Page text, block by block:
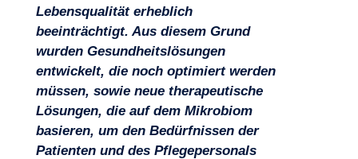
Lebensqualität erheblich
beeinträchtigt. Aus diesem Grund
wurden Gesundheitslösungen
entwickelt, die noch optimiert werden
müssen, sowie neue therapeutische
Lösungen, die auf dem Mikrobiom
basieren, um den Bedürfnissen der
Patienten und des Pflegepersonals